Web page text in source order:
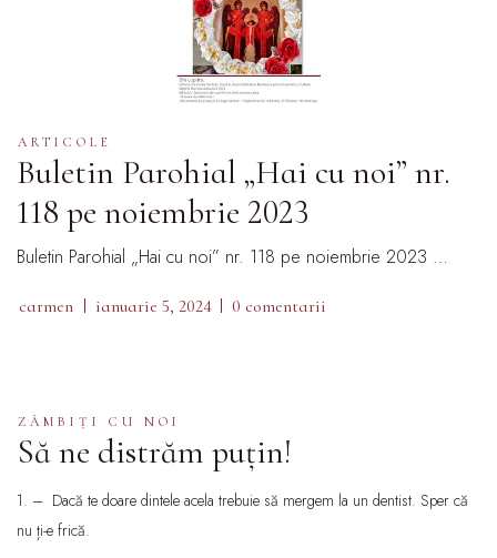
ARTICOLE
Buletin Parohial „Hai cu noi” nr.
118 pe noiembrie 2023
Buletin Parohial „Hai cu noi” nr. 118 pe noiembrie 2023 …
carmen ianuarie 5, 2024 0 comentarii
ZÂMBIŢI CU NOI
Să ne distrăm puţin!
1. – Dacă te doare dintele acela trebuie să mergem la un dentist. Sper că
nu ți-e frică.